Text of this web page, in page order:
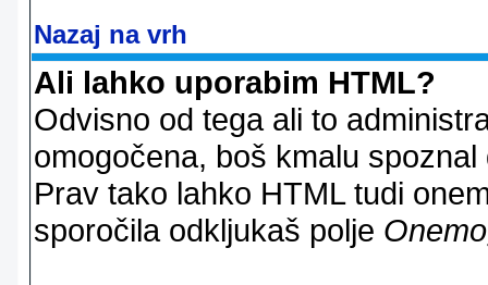
Nazaj na vrh
Ali lahko uporabim HTML?
Odvisno od tega ali to
omogočena, boš kmalu
Prav tako lahko HTML tudi
sporočila odkljukaš polje